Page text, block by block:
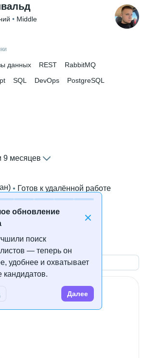
обновление
поиск
— теперь он
удобнее и охватывает
кандидатов.
Далее
• Middle
данных REST
RabbitMQ
SQL DevOps
PostgreSQL
9 месяцев
• Готов к удалённой работе
и программирование
Открыть контакты